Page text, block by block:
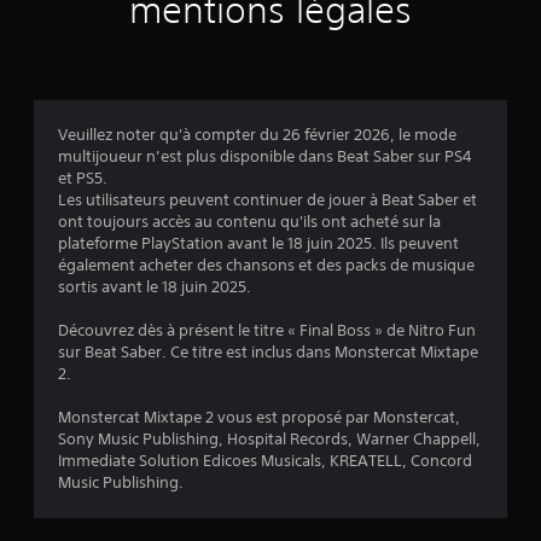
mentions légales
Veuillez noter qu'à compter du 26 février 2026, le mode
multijoueur n’est plus disponible dans Beat Saber sur PS4
et PS5.
Les utilisateurs peuvent continuer de jouer à Beat Saber et
ont toujours accès au contenu qu'ils ont acheté sur la
plateforme PlayStation avant le 18 juin 2025. Ils peuvent
également acheter des chansons et des packs de musique
sortis avant le 18 juin 2025.
Découvrez dès à présent le titre « Final Boss » de Nitro Fun
sur Beat Saber. Ce titre est inclus dans Monstercat Mixtape
2.
Monstercat Mixtape 2 vous est proposé par Monstercat,
Sony Music Publishing, Hospital Records, Warner Chappell,
Immediate Solution Edicoes Musicals, KREATELL, Concord
Music Publishing.